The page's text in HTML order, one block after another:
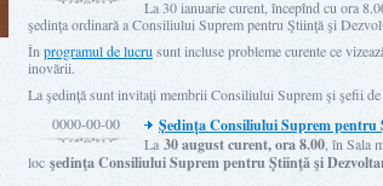
La 30 ianuarie curent, începînd cu ora
şedinţa ordinară a Consiliului Suprem pentru Ştiinţă şi
În programul de lucrusunt incluse probleme curente ce
inovării.
La şedinţă sunt invitaţi membrii Consiliului Suprem şi şefii
0000-00-00
Ședința Consiliului Suprem pentru
La 30 august curent, ora 8.00 , în Sala
loc şedinţa Consiliului Suprem pentru Ştiinţă şi